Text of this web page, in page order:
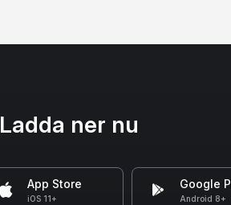
Ladda ner nu
App Store
iOS 11+
Google
Android 8+